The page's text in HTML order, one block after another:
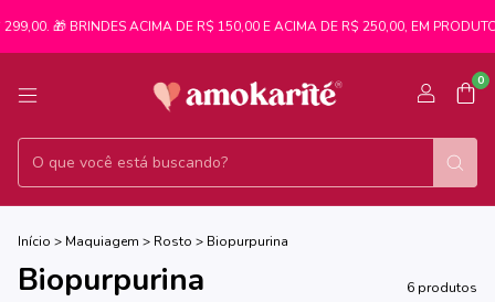
🎁 BRINDES ACIMA DE R$ 150,00 E ACIMA DE R$ 250,00, EM PRODUTOS.
0
Início > Maquiagem > Rosto > Biopurpurina
Biopurpurina 6 produtos